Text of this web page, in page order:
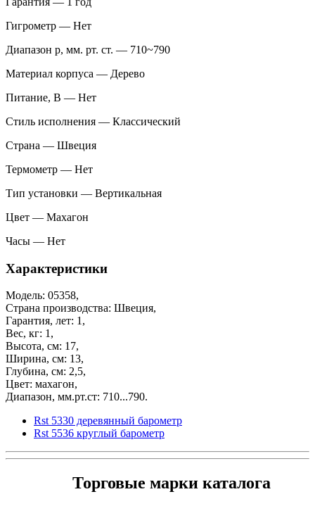
Гигрометр — Нет
Диапазон p, мм. рт. ст. — 710~790
Материал корпуса — Дерево
Питание, В — Нет
Стиль исполнения — Классический
Страна — Швеция
Термометр — Нет
Тип установки — Вертикальная
Цвет — Махагон
Часы — Нет
Характеристики
Модель: 05358,
Страна производства: Швеция,
Гарантия, лет: 1,
Вес, кг: 1,
Высота, см: 17,
Ширина, см: 13,
Глубина, см: 2,5,
Цвет: махагон,
Диапазон, мм.рт.ст: 710...790.
Rst 5330 деревянный барометр
Rst 5536 круглый барометр
Торговые марки каталога